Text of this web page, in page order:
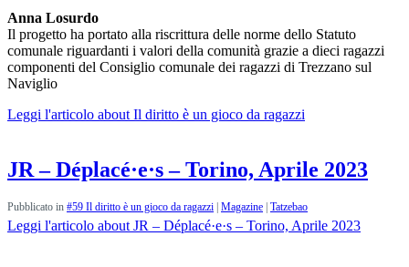
Anna Losurdo
Il progetto ha portato alla riscrittura delle norme dello Statuto
comunale riguardanti i valori della comunità grazie a dieci ragazzi
componenti del Consiglio comunale dei ragazzi di Trezzano sul
Naviglio
Leggi l'articolo about Il diritto è un gioco da ragazzi
JR – Déplacé·e·s – Torino, Aprile 2023
Pubblicato in #59 Il diritto è un gioco da ragazzi | Magazine | Tatzebao
Leggi l'articolo about JR – Déplacé·e·s – Torino, Aprile 2023